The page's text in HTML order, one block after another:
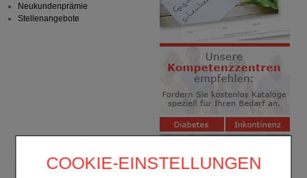
COOKIE-EINSTELLUNGEN
Neukundenprämie
Stellenangebote